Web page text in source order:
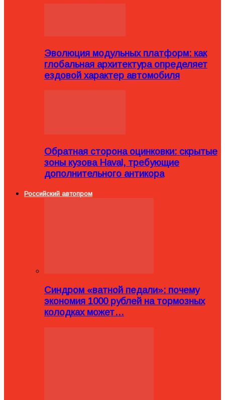
Эволюция модульных платформ: как
глобальная архитектура определяет
ездовой характер автомобиля
Обратная сторона оцинковки: скрытые
зоны кузова Haval, требующие
дополнительного антикора
Российский автопром
Синдром «ватной педали»: почему
экономия 1000 рублей на тормозных
колодках может…